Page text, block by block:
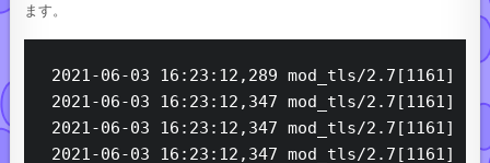
ます。
2021-06-03 16:23:12,289 mod_tls/
2021-06-03 16:23:12,347 mod_tls/2.7[1161]:
2021-06-03 16:23:12,347 mod_tls/2.7[1161]: